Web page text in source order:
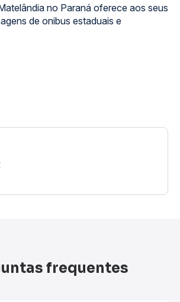
no Paraná oferece aos seus
de onibus estaduais e
frequentes